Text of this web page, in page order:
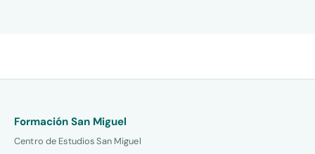
Formación San Miguel
Centro de Estudios San Miguel